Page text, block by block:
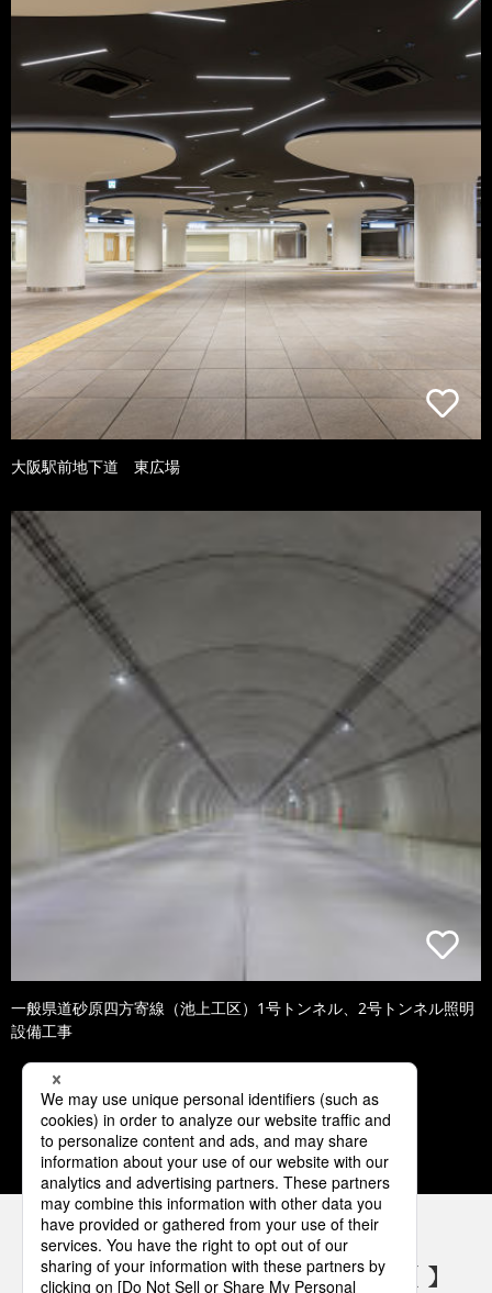
大阪駅前地下道 東広場
一般県道砂原四方寄線（池上工区）1号トンネル、2号トンネル照明
設備工事
1 2 3 4 5
パナソニックの電気設備 SNSアカウント